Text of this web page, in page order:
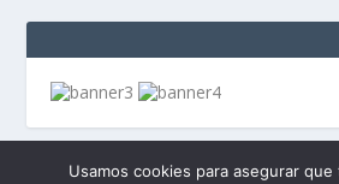
Usamos cookies para asegurar